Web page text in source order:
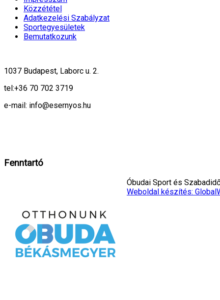
Közzététel
Adatkezelési Szabályzat
Sportegyesületek
Bemutatkozunk
1037 Budapest, Laborc u. 2.
tel:+36 70 702 3719
e-mail: info@esernyos.hu
Fenntartó
Óbudai Sport és
Weboldal készítés: